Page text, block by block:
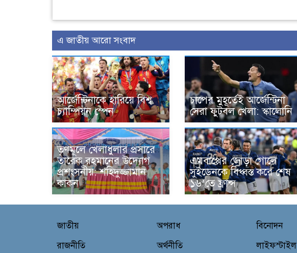
এ জাতীয় আরো সংবাদ
আর্জেন্টিনাকে হারিয়ে বিশ্ব
চ্যাম্পিয়ন স্পেন
চাপের মুহূর্তেই আর্জেন্টিনা
সেরা ফুটবল খেলা: স্কালোনি
তৃণমূলে খেলাধুলার প্রসারে
তারেক রহমানের উদ্যোগ
প্রশংসনীয়: শহিদুজ্জামান
কাকন
এমবাপ্পের জোড়া গোলে
সুইডেনকে বিধ্বস্ত করে শেষ
১৬’তে ফ্রান্স
জাতীয়
রাজনীতি
অপরাধ
অর্থনীতি
বিনোদন
লাইফস্টাইল